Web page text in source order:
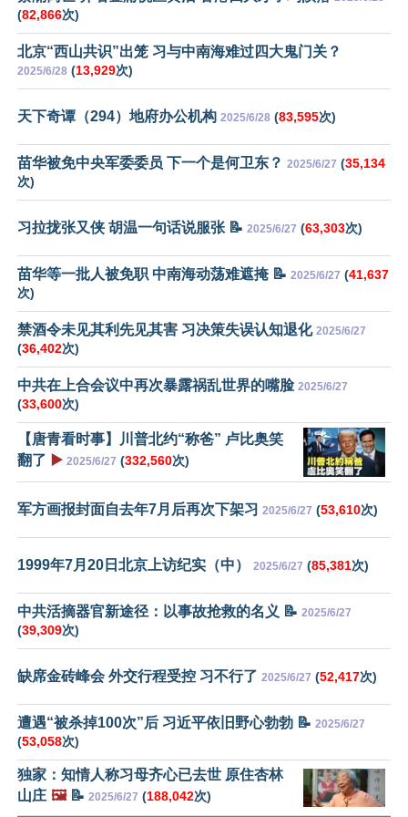
(82,866次)
北京“西山共识”出笼 习与中南海难过四大鬼门关？
2025/6/28 (13,929次)
天下奇谭（294）地府办公机构 2025/6/28 (83,595次)
苗华被免中央军委委员 下一个是何卫东？ 2025/6/27 (35,134
次)
习拉拢张又侠 胡温一句话说服张 📝 2025/6/27 (63,303次)
苗华等一批人被免职 中南海动荡难遮掩 📝 2025/6/27 (41,637
次)
禁酒令未见其利先见其害 习决策失误认知退化 2025/6/27
(36,402次)
中共在上合会议中再次暴露祸乱世界的嘴脸 2025/6/27
(33,600次)
【唐青看时事】川普北约“称爸” 卢比奥笑
翻了 ▶️ 2025/6/27 (332,560次)
军方画报封面自去年7月后再次下架习 2025/6/27 (53,610次)
1999年7月20日北京上访纪实（中） 2025/6/27 (85,381次)
中共活摘器官新途径：以事故抢救的名义 📝 2025/6/27
(39,309次)
缺席金砖峰会 外交行程受控 习不行了 2025/6/27 (52,417次)
遭遇“被杀掉100次”后 习近平依旧野心勃勃 📝 2025/6/27
(53,058次)
独家：知情人称习母齐心已去世 原住杏林
山庄 🖼️📝 2025/6/27 (188,042次)